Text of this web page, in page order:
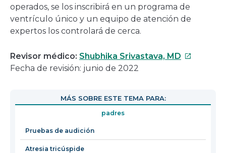
operados, se los inscribirá en un programa de
ventrículo único y un equipo de atención de
expertos los controlará de cerca.
Revisor médico: Shubhika Srivastava, MD Este
en
ventana
Fecha de revisión: junio de 2022
MÁS SOBRE ESTE TEMA PARA:
padres
Pruebas de audición
Atresia tricúspide